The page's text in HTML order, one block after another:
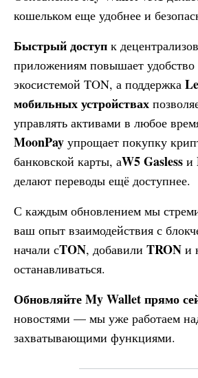
кошельком еще удобнее и
Быстрый доступ к
приложениям повышает удобство
экосистемой TON, а поддержка
мобильных устройствах
управлять активами в любое
MoonPay упрощает покупку
банковской карты, аW5 Gasless и
делают переводы ещё доступнее.
С каждым обновлением мы
ваш опыт взаимодействия с
начали сTON, добавили TRON и
останавливаться.
ОбновляйтеMy Walletпрямо
новостями — мы уже работаем
захватывающими функциями.